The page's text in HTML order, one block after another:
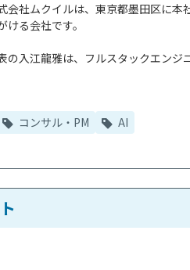
会社ムクイルは、東京都墨田区に本
ける会社です。
の入江龍雅は、フルスタックエンジ
コンサル・PM AI